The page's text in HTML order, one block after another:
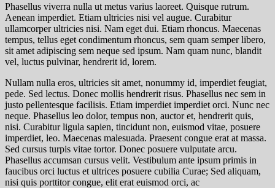
Phasellus viverra nulla ut metus varius laoreet. Quisque rutrum.
Aenean imperdiet. Etiam ultricies nisi vel augue. Curabitur
ullamcorper ultricies nisi. Nam eget dui. Etiam rhoncus. Maecenas
tempus, tellus eget condimentum rhoncus, sem quam semper libero,
sit amet adipiscing sem neque sed ipsum. Nam quam nunc, blandit
vel, luctus pulvinar, hendrerit id, lorem.
Nullam nulla eros, ultricies sit amet, nonummy id, imperdiet feugiat,
pede. Sed lectus. Donec mollis hendrerit risus. Phasellus nec sem in
justo pellentesque facilisis. Etiam imperdiet imperdiet orci. Nunc nec
neque. Phasellus leo dolor, tempus non, auctor et, hendrerit quis,
nisi. Curabitur ligula sapien, tincidunt non, euismod vitae, posuere
imperdiet, leo. Maecenas malesuada. Praesent congue erat at massa.
Sed cursus turpis vitae tortor. Donec posuere vulputate arcu.
Phasellus accumsan cursus velit. Vestibulum ante ipsum primis in
faucibus orci luctus et ultrices posuere cubilia Curae; Sed aliquam,
nisi quis porttitor congue, elit erat euismod orci, ac